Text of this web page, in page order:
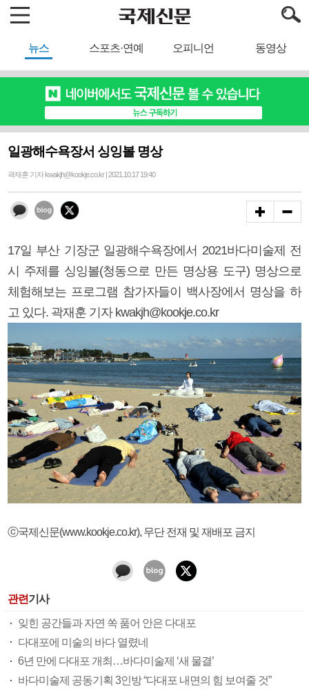
뉴스 스포츠·연예 오피니언 동영상
일광해수욕장서 싱잉볼 명상
곽재훈 기자 kwakjh@kookje.co.kr | 2021.10.17 19:40
17일 부산 기장군 일광해수욕장에서 2021바다미술제 전
시 주제를 싱잉볼(청동으로 만든 명상용 도구) 명상으로
체험해보는 프로그램 참가자들이 백사장에서 명상을 하
고 있다. 곽재훈 기자 kwakjh@kookje.co.kr
ⓒ국제신문(www.kookje.co.kr), 무단 전재 및 재배포 금지
관련기사
잊힌 공간들과 자연 쏙 품어 안은 다대포
다대포에 미술의 바다 열렸네
6년 만에 다대포 개최…바다미술제 ‘새 물결’
바다미술제 공동기획 3인방 “다대포 내면의 힘 보여줄 것”